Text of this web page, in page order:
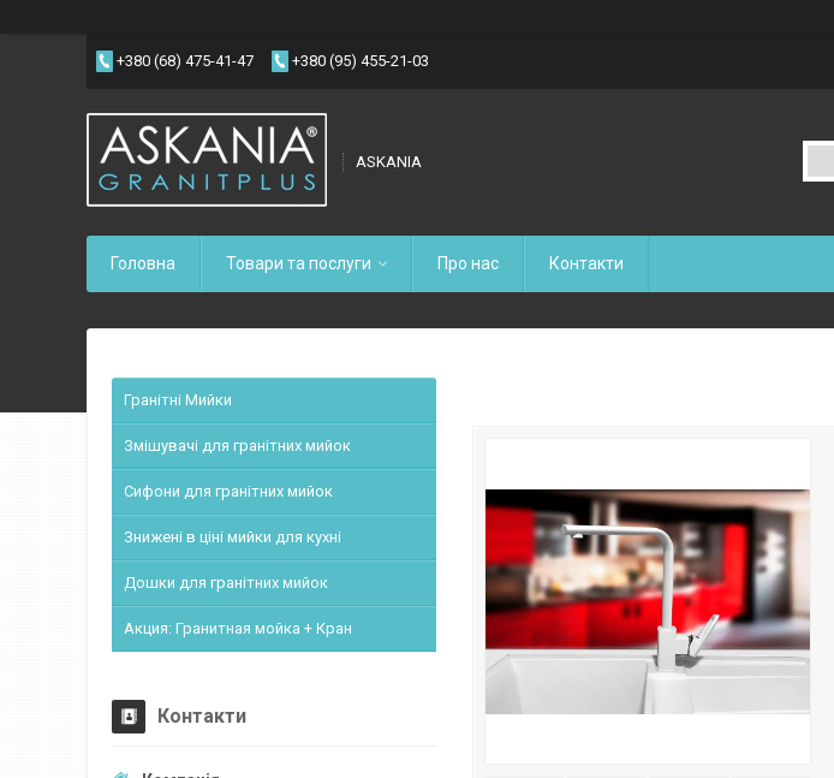
+380 (68) 475-41-47 +380 (95) 455-21-03
ASKANIA
Головна Товари та послуги Про нас Контакти
Гранітні Мийки
Змішувачі для гранітних мийок
Сифони для гранітних мийок
Знижені в ціні мийки для кухні
Дошки для гранітних мийок
Акция: Гранитная мойка + Кран
Контакти